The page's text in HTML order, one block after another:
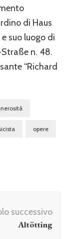
di Haus
suo luogo di
n. 48.
“Richard
opere
successivo
Altötting